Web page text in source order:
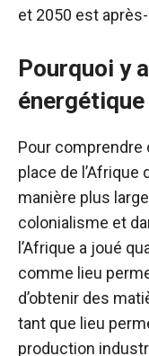
et 2050 est
Pourquoi y
Pour comprendre
place de l’Afrique
manière plus
colonialisme et
l’Afrique a joué
comme lieu
d’obtenir des
tant que lieu
production